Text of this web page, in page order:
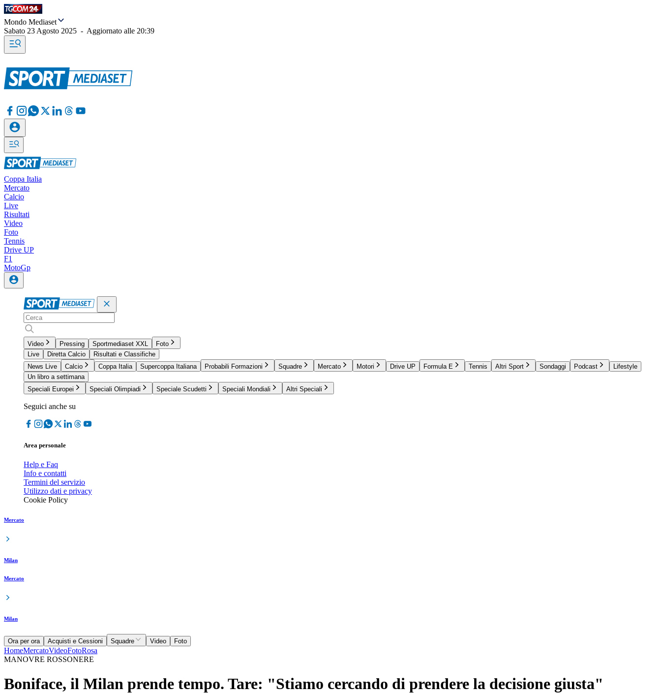
Mondo Mediaset
Sabato 23 Agosto 2025 - Aggiornato alle 20:39
Coppa Italia
Mercato
Calcio
Live
Risultati
Video
Foto
Tennis
Drive UP
F1
MotoGp
Video Pressing Sportmediaset XXL
Foto
Live
Diretta Calcio
Risultati e Classifiche
News Live
Calcio Coppa Italia Supercoppa Italiana Probabili Formazioni Squadre Mercato Motori Drive UP Formula E Tennis Altri Sport Sondaggi Podcast
Lifestyle
Un libro a settimana
Speciali Europei
Speciali Olimpiadi Speciale Scudetti Speciali Mondiali Altri Speciali
Seguici anche su
Area personale
Help e Faq
Info e contatti
Termini del servizio
Utilizzo dati e privacy
Cookie Policy
Mercato
Milan
Mercato
Milan
Ora per ora Acquisti e Cessioni Squadre Video Foto
HomeMercatoVideoFotoRosa
MANOVRE ROSSONERE
Boniface, il Milan prende tempo. Tare: "Stiamo cercando di prendere la decisione giusta"